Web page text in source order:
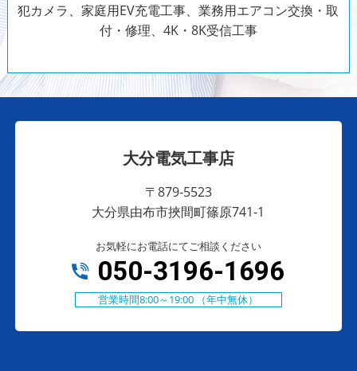
犯カメラ、家庭用EV充電工事、業務用エアコン交換・取
付・修理、4K・8K受信工事
大分電気工事店
〒879-5523
大分県由布市挾間町篠原741-1
お気軽にお電話にてご相談ください
050-3196-1696
営業時間8:00～19:00 （年中無休）